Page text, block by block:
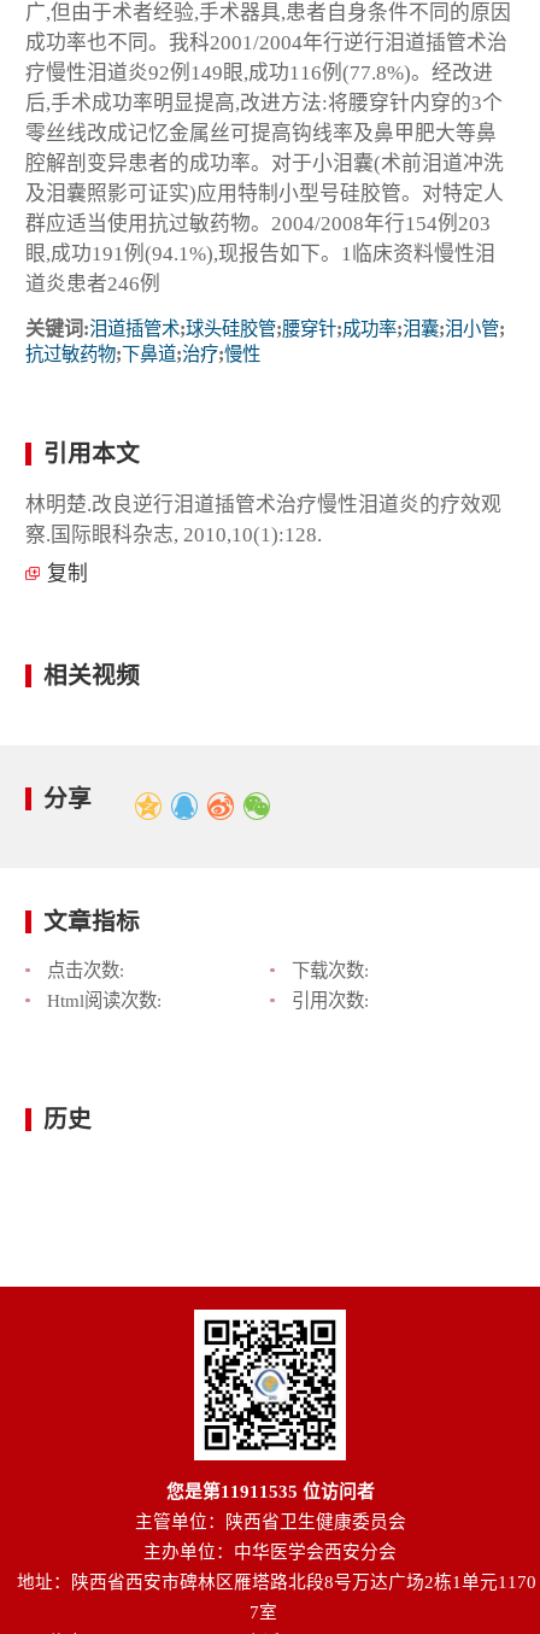
广,但由于术者经验,手术器具,患者自身条件不同的原因
成功率也不同。我科2001/2004年行逆行泪道插管术治
疗慢性泪道炎92例149眼,成功116例(77.8%)。经改进
后,手术成功率明显提高,改进方法:将腰穿针内穿的3个
零丝线改成记忆金属丝可提高钩线率及鼻甲肥大等鼻
腔解剖变异患者的成功率。对于小泪囊(术前泪道冲洗
及泪囊照影可证实)应用特制小型号硅胶管。对特定人
群应适当使用抗过敏药物。2004/2008年行154例203
眼,成功191例(94.1%),现报告如下。1临床资料慢性泪
道炎患者246例
关键词:泪道插管术;球头硅胶管;腰穿针;成功率;泪囊;泪小管;
抗过敏药物;下鼻道;治疗;慢性
引用本文
林明楚.改良逆行泪道插管术治疗慢性泪道炎的疗效观
察.国际眼科杂志, 2010,10(1):128.
复制
相关视频
分享
文章指标
点击次数:
下载次数:
Html阅读次数:
引用次数:
历史
您是第11911535 位访问者
主管单位：陕西省卫生健康委员会
主办单位：中华医学会西安分会
地址：陕西省西安市碑林区雁塔路北段8号万达广场2栋1单元1170
7室